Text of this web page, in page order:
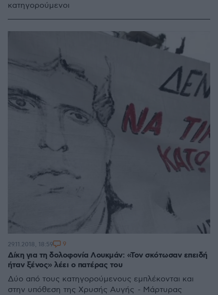
κατηγορούμενοι
Δίκη για τη δολοφονία Λουκμάν: «Τον σκότωσαν επειδή
ήταν ξένος» λέει ο πατέρας του
Δύο από τους κατηγορούμενους εμπλέκονται και
στην υπόθεση της Χρυσής Αυγής - Μάρτυρας
29.11.2018, 18:59 9